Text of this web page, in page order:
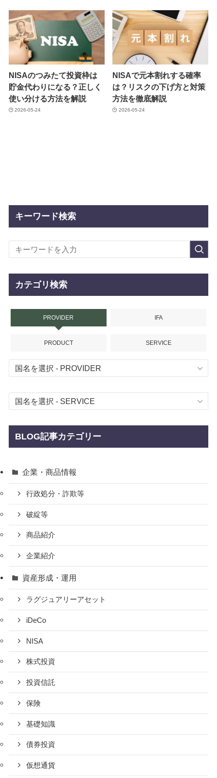
NISAのつみたて投資枠は
貯金代わりになる？正しく
使い分ける方法を解説
2026-05-24
NISAで元本割れする確率
は？リスクの下げ方と対策
方法を徹底解説
2026-05-24
キーワード検索
カテゴリ検索
PROVIDER IFA
PRODUCT SERVICE
BLOG記事カテゴリー
企業・商品情報
行政処分・詐欺等
破綻等
商品紹介
企業紹介
資産形成・運用
ラグジュアリーアセット
iDeCo
NISA
株式投資
投資信託
保険
基礎知識
債券投資
仮想通貨